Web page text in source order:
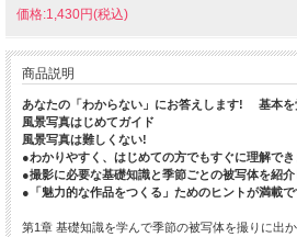
価格:1,430円(税込)
商品説明
あなたの「わからない」にお答えします! 基本を
風景写真はじめてガイド
風景写真は難しくない!
●わかりやすく、はじめての方でもすぐに理解でき
●撮影に必要な基礎知識と季節ごとの被写体を紹
●「魅力的な作品をつくる」ためのヒントが満載で
第1章 基礎知識を学んで季節の被写体を撮りに出か